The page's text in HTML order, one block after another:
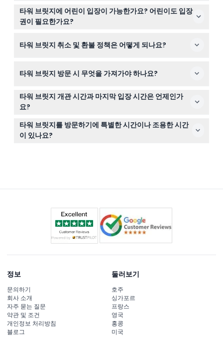
노스 타워와 사우스 타워를 탐험하고, 런던의 전경을 볼 수
있는 유리 바닥 하이레벨 워크웨이를 걸으며, 원래의 증기
기관이 있는 빅토리아 엔진 룸을 방문할 수 있습니다.
타워 브릿지에 어린이 입장이 가능한가요? 어린이도 입장
권이 필요한가요?
15세 어린이는 반드시 입장권을 구매한 성인과 동반해야 합
타워 브릿지 취소 및 환불 정책은 어떻게 되나요?
전에 계획을 확실히 하시기 바랍니다.
타워 브릿지 방문 시 무엇을 가져가야 하나요?
학생 티켓이 있다면 유효한 신분증을 지참하고, 유리 바닥
과 계단에서 걷기 편한 신발을 신으며, 방문 일부가 야외이
므로 날씨에 맞는 복장을 준비하세요.
타워 브릿지 개관 시간과 마지막 입장 시간은 언제인가
요?
타워 브릿지는 매일 09:30부터 18:00까지 개관하며, 마지
막 입장 시간은 17:00입니다(변경될 수 있으니 예약 시 확
인 바랍니다).
타워 브릿지를 방문하기에 특별한 시간이나 조용한 시간
이 있나요?
정보
문의하기
회사 소개
자주 묻는 질문
약관 및 조건
개인정보 처리방침
블로그
둘러보기
호주
싱가포르
프랑스
영국
홍콩
미국